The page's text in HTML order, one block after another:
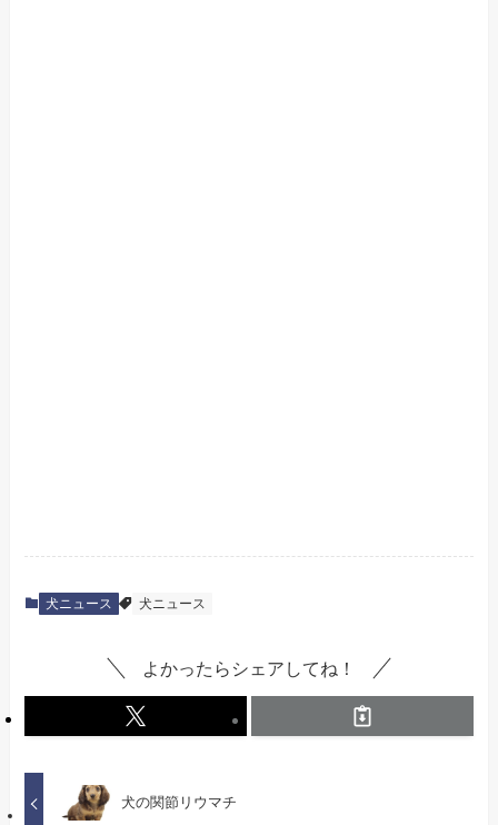
犬ニュース 犬ニュース
よかったらシェアしてね！
犬の関節リウマチ